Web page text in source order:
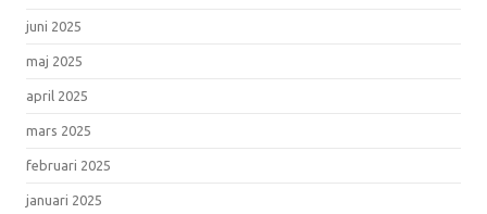
juni 2025
maj 2025
april 2025
mars 2025
februari 2025
januari 2025